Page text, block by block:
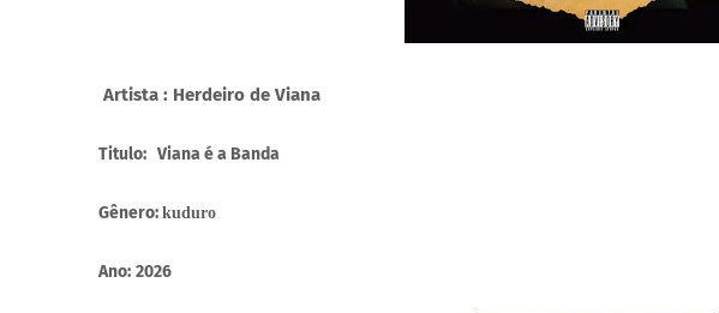
Artista : Herdeiro de Viana
Titulo: Viana é a Banda
Gênero: kuduro
Ano: 2026